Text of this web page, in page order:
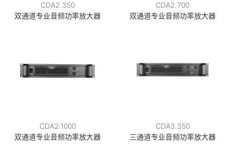
CDA2.350
双通道专业音频功率放大器
CDA2.700
双通道专业音频功率放大器
CDA2.1000
双通道专业音频功率放大器
CDA3.350
三通道专业音频功率放大器